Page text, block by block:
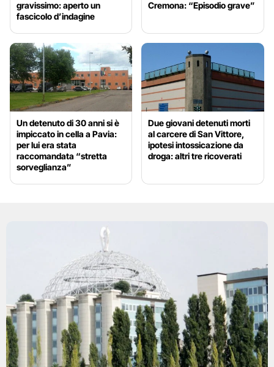
gravissimo: aperto un
fascicolo d’indagine
Cremona: “Episodio grave”
Un detenuto di 30 anni si è
impiccato in cella a Pavia:
per lui era stata
raccomandata “stretta
sorveglianza”
Due giovani detenuti morti
al carcere di San Vittore,
ipotesi intossicazione da
droga: altri tre ricoverati